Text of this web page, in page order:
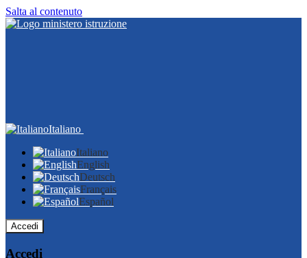
Salta al contenuto
Italiano
Italiano
English
Deutsch
Français
Español
Accedi
Accedi